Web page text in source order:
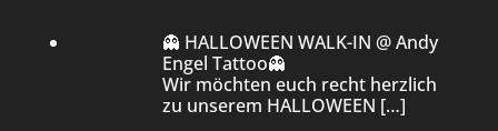
👻 HALLOWEEN WALK-IN @ Andy
Engel Tattoo👻
Wir möchten euch recht herzlich
zu unserem HALLOWEEN […]